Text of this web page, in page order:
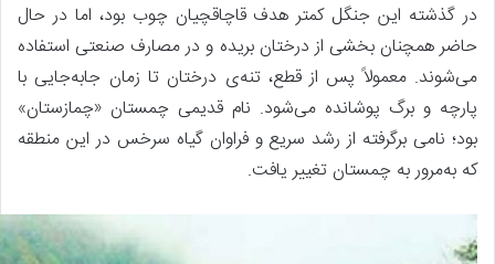
در گذشته این جنگل کمتر هدف قاچاقچیان چوب بود، اما در حال
حاضر همچنان بخشی از درختان بریده و در مصارف صنعتی استفاده
می‌شوند. معمولاً پس از قطع، تنه‌ی درختان تا زمان جابه‌جایی با
پارچه و برگ پوشانده می‌شود. نام قدیمی چمستان «چمازستان»
بود؛ نامی برگرفته از رشد سریع و فراوان گیاه سرخس در این منطقه
که به‌مرور به چمستان تغییر یافت.